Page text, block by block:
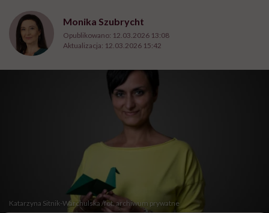
Monika Szubrycht
Opublikowano: 12.03.2026 13:08
Aktualizacja: 12.03.2026 15:42
Katarzyna Sitnik-Warchulska /fot. archiwum prywatne